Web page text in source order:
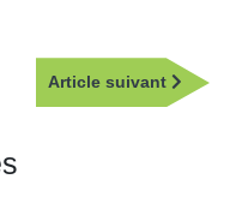
Article suivant
Article